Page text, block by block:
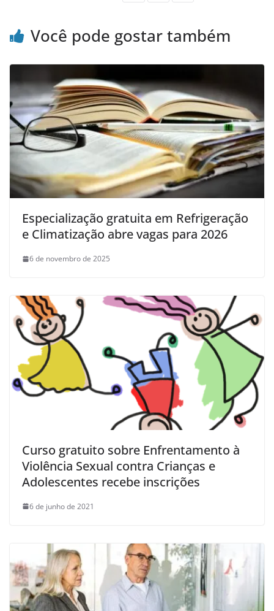
Você pode gostar também
Especialização gratuita em Refrigeração
e Climatização abre vagas para 2026
6 de novembro de 2025
Curso gratuito sobre Enfrentamento à
Violência Sexual contra Crianças e
Adolescentes recebe inscrições
6 de junho de 2021